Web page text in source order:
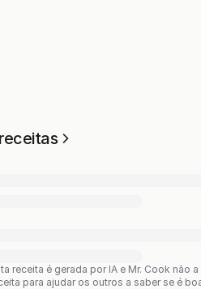
receita é gerada por IA e Mr. Cook
para ajudar os outros a saber se é